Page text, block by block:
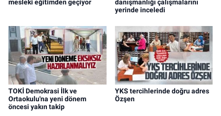
mesleki eğitimden geçiyor
danışmanlığı çalışmalarını
yerinde inceledi
TOKİ Demokrasi İlk ve
Ortaokulu'na yeni dönem
öncesi yakın takip
YKS tercihlerinde doğru adres
Özşen